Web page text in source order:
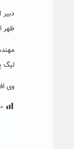
ظهر امروز ۲۳ خردادماه در مرکز کارآفرینی و
لیگ
وی